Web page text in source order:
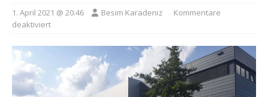
1. April 2021 @ 20:46 Besim Karadeniz
Kommentare
deaktiviert